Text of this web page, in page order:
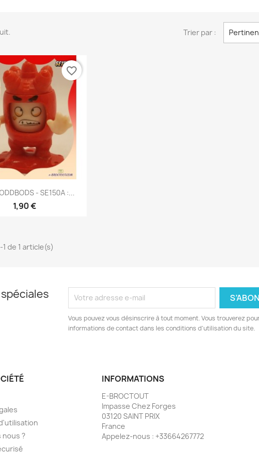
Trier par :
Aperçu rapide
- SE150A :...
1,90 €
favorite_border
de 1 article(s)
Vous pouvez vous désinscrire à tout moment. Vous trouverez
informations de contact dans les conditions d'utilisation du site.
nous ?
INFORMATIONS
E-BROCTOUT
Impasse Chez Forges
03120 SAINT PRIX
France
Appelez-nous : +33664267772